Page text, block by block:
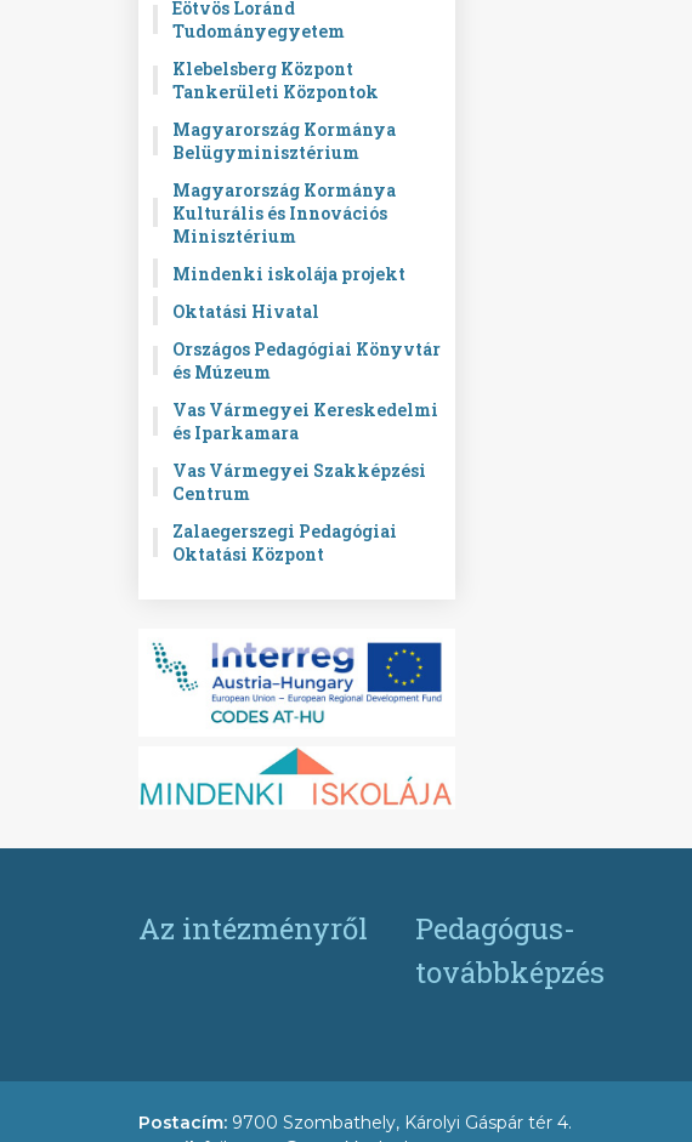
Eötvös Loránd
Tudományegyetem
Klebelsberg Központ
Tankerületi Központok
Magyarország Kormánya
Belügyminisztérium
Magyarország Kormánya
Kulturális és Innovációs
Minisztérium
Mindenki iskolája projekt
Oktatási Hivatal
Országos Pedagógiai Könyvtár
és Múzeum
Vas Vármegyei Kereskedelmi
és Iparkamara
Vas Vármegyei Szakképzési
Centrum
Zalaegerszegi Pedagógiai
Oktatási Központ
Az intézményről
Pedagógus-
továbbképzés
Postacím: 9700 Szombathely, Károlyi Gáspár tér 4.